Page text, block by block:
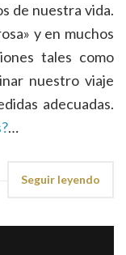
de nuestra vida.
y en muchos
tales como
nuestro viaje
adecuadas.
…
Seguir leyendo